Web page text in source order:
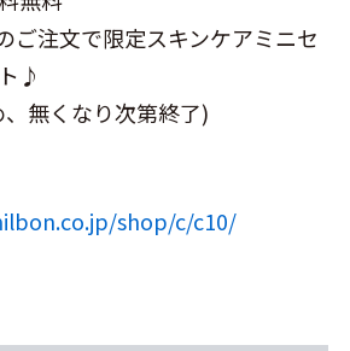
注文で限定スキンケアミニセ
♪
無くなり次第終了)
shop/c/c10/